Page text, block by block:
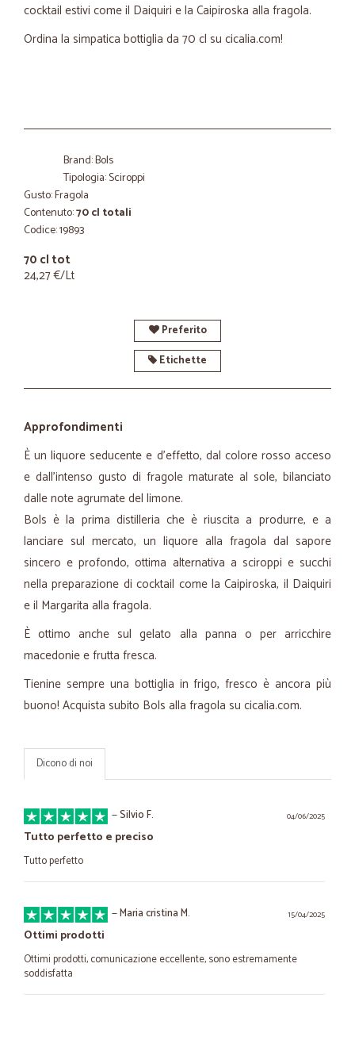
cocktail estivi come il Daiquiri e la Caipiroska alla fragola.
Ordina la simpatica bottiglia da 70 cl su cicalia.com!
Brand: Bols
Tipologia: Sciroppi
Gusto: Fragola
Contenuto:70 cl totali
Codice: 19893
70 cl tot
24,27 €/Lt
Preferito
Etichette
Approfondimenti
È un liquore seducente e d’effetto, dal colore rosso acceso
e dall'intenso gusto di fragole maturate al sole, bilanciato
dalle note agrumate del limone.
Bols è la prima distilleria che è riuscita a produrre, e a
lanciare sul mercato, un liquore alla fragola dal sapore
sincero e profondo, ottima alternativa a sciroppi e succhi
nella preparazione di cocktail come la Caipiroska, il Daiquiri
e il Margarita alla fragola.
È ottimo anche sul gelato alla panna o per arricchire
macedonie e frutta fresca.
Tienine sempre una bottiglia in frigo, fresco è ancora più
buono! Acquista subito Bols alla fragola su cicalia.com.
Dicono di noi
04/06/2025
—Silvio F.
Tutto perfetto e preciso
Tutto perfetto
15/04/2025
—Maria cristina M.
Ottimi prodotti
Ottimi prodotti, comunicazione eccellente, sono estremamente
soddisfatta